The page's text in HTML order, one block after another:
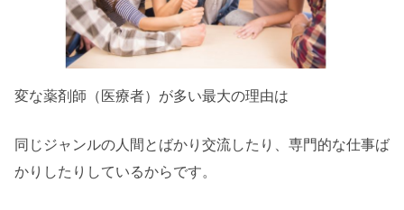
変な薬剤師（医療者）が多い最大の理由は
同じジャンルの人間とばかり交流したり、専門的な仕事ば
かりしたりしているからです。